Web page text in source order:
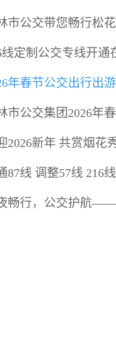
市公交带您畅行松
线定制公交专线开通
年春节公交出行出
市公交集团2026年
2026新年 共赏烟花
87线 调整57线 216
畅行，公交护航——